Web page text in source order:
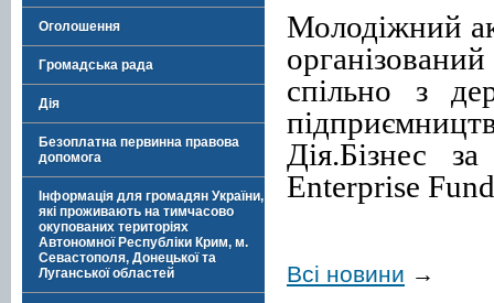
Оголошення
Громадська рада
Дія
Безоплатна первинна правова
допомога
Інформація для громадян України,
які проживають на тимчасово
окупованих територіях
Автономної Республіки Крим, м.
Севастополя, Донецької та
Луганської областей
Молодіжний
спільно з
Дія.Бізнес
Enterprise
Всі новини →